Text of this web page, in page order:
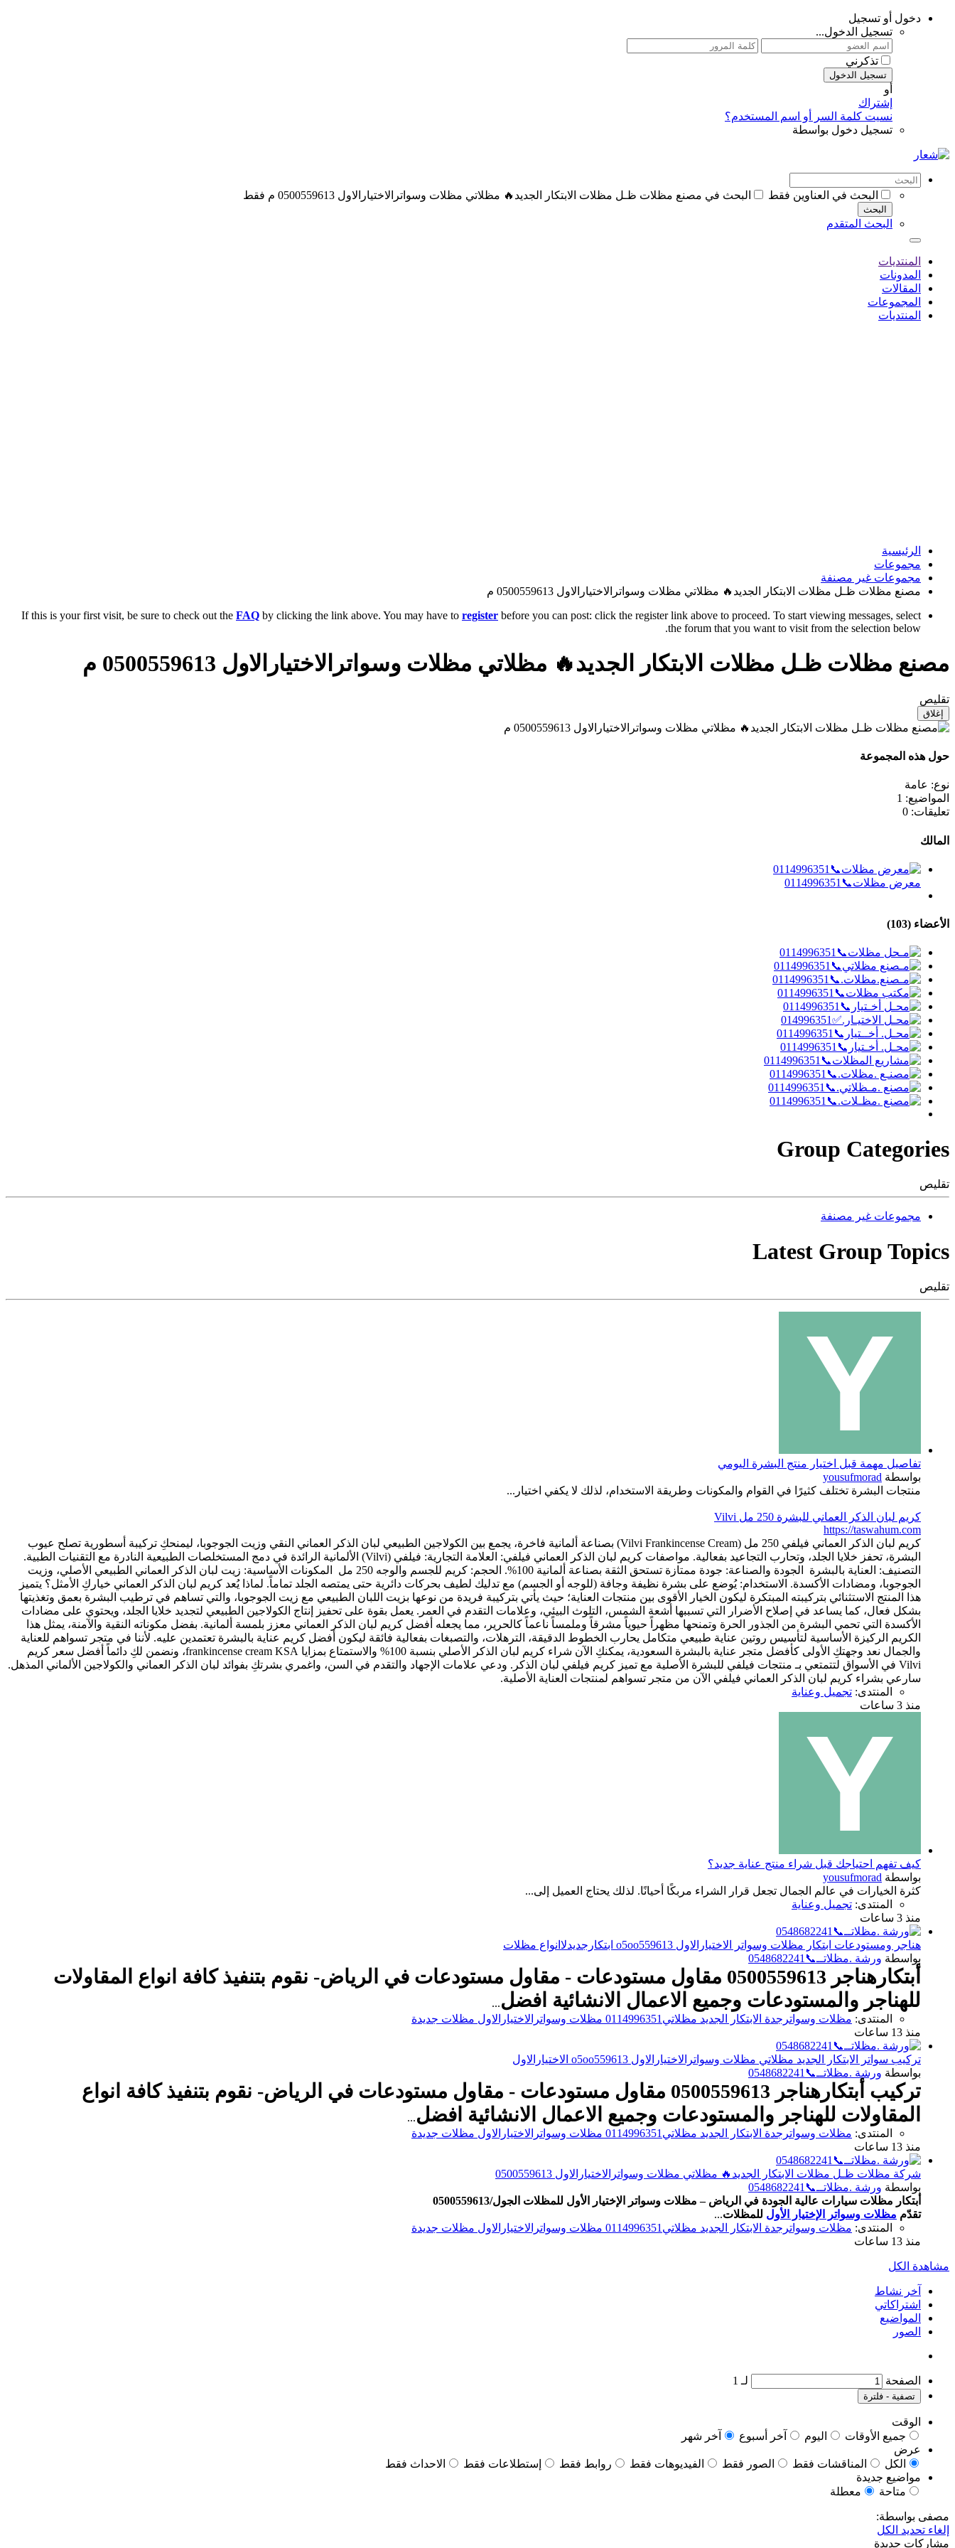
دخول أو تسجيل
تسجيل الدخول...
تذكرني
تسجيل الدخول
أو
إشتراك
نسيت كلمة السر أو اسم المستخدم؟
تسجيل دخول بواسطة
البحث في العناوين فقط البحث في مصنع مظلات ظـل مظلات الابتكار الجديد🔥 مظلاتي مظلات وسواترالاختيارالاول 0500559613 م فقط
البحث
البحث المتقدم
المنتديات
المدونات
المقالات
المجموعات
المنتديات
الرئيسية
مجموعات
مجموعات غير مصنفة
مصنع مظلات ظـل مظلات الابتكار الجديد🔥 مظلاتي مظلات وسواترالاختيارالاول 0500559613 م
If this is your first visit, be sure to check out the FAQ by clicking the link above. You may have to register before you can post: click the register link above to proceed. To start viewing messages, select
the forum that you want to visit from the selection below.
مصنع مظلات ظـل مظلات الابتكار الجديد🔥 مظلاتي مظلات وسواترالاختيارالاول 0500559613 م
تقليص
إغلاق
حول هذه المجموعة
نوع: عامة
المواضيع: 1
تعليقات: 0
المالك
معرض مظلات📞0114996351
الأعضاء (103)
Group Categories
تقليص
مجموعات غير مصنفة
Latest Group Topics
تقليص
تفاصيل مهمة قبل اختيار منتج البشرة اليومي
بواسطة yousufmorad
منتجات البشرة تختلف كثيرًا في القوام والمكونات وطريقة الاستخدام، لذلك لا يكفي اختيار...
كريم لبان الذكر العماني للبشرة 250 مل Vilvi
https://taswahum.com
كريم لبان الذكر العماني فيلفي 250 مل (Vilvi Frankincense Cream) بصناعة ألمانية فاخرة، يجمع بين الكولاجين الطبيعي لبان الذكر العماني النقي وزيت الجوجوبا، ليمنحكِ تركيبة أسطورية تصلح عيوب
البشرة، تحفز خلايا الجلد، وتحارب التجاعيد بفعالية. مواصفات كريم لبان الذكر العماني فيلفي: العلامة التجارية: فيلفي (Vilvi) الألمانية الرائدة في دمج المستخلصات الطبيعية النادرة مع التقنيات الطبية.
التصنيف: العناية بالبشرة الجودة والصناعة: جودة ممتازة تستحق الثقة بصناعة ألمانية 100%. الحجم: كريم للجسم والوجه 250 مل المكونات الأساسية: زيت لبان الذكر العماني الطبيعي الأصلي، وزيت
الجوجوبا، ومضادات الأكسدة. الاستخدام: يُوضع على بشرة نظيفة وجافة (للوجه أو الجسم) مع تدليك لطيف بحركات دائرية حتى يمتصه الجلد تماماً. لماذا يُعد كريم لبان الذكر العماني خياركِ الأمثل؟ يتميز
هذا المنتج الاستثنائي بتركيبته المبتكرة ليكون الخيار الأقوى بين منتجات العناية؛ حيث يأتي بتركيبة فريدة من نوعها بزيت اللبان الطبيعي مع زيت الجوجوبا، والتي تساهم في ترطيب البشرة بعمق وتغذيتها
بشكل فعال، كما يساعد في إصلاح الأضرار التي تسببها أشعة الشمس، التلوث البيئي، وعلامات التقدم في العمر. يعمل بقوة على تحفيز إنتاج الكولاجين الطبيعي لتجديد خلايا الجلد، ويحتوي على مضادات
الأكسدة التي تحمي البشرة من الجذور الحرة وتمنحها مظهراً حيوياً مشرقاً وملمساً ناعماً كالحرير، مما يجعله أفضل كريم لبان الذكر العماني معزز بلمسة ألمانية. بفضل مكوناته النقية والآمنة، يمثل هذا
الكريم الركيزة الأساسية لتأسيس روتين عناية طبيعي متكامل يحارب الخطوط الدقيقة، الترهلات، والتصبغات بفعالية فائقة ليكون أفضل كريم عناية بالبشرة تعتمدين عليه. لأننا في متجر تسواهم للعناية
والجمال نعد وجهتكِ الأولى كأفضل متجر عناية بالبشرة السعودية، يمكنكِ الآن شراء كريم لبان الذكر الأصلي بنسبة 100% والاستمتاع بمزايا frankincense cream KSA، ونضمن لكِ دائماً أفضل سعر كريم
Vilvi في الأسواق لتتمتعي بـ منتجات فيلفي للبشرة الأصلية مع تميز كريم فيلفي لبان الذكر. ودعي علامات الإجهاد والتقدم في السن، واغمري بشرتكِ بفوائد لبان الذكر العماني والكولاجين الألماني المذهل.
سارعي بشراء كريم لبان الذكر العماني فيلفي الآن من متجر تسواهم لمنتجات العناية الأصلية.
المنتدى: تجميل وعناية
منذ 3 ساعات
كيف تفهم احتياجك قبل شراء منتج عناية جديد؟
بواسطة yousufmorad
كثرة الخيارات في عالم الجمال تجعل قرار الشراء مربكًا أحيانًا. لذلك يحتاج العميل إلى...
المنتدى: تجميل وعناية
منذ 3 ساعات
هناجر ومستودعات ابتكار مظلات وسواتر الاختيارالاول o5oo559613 ابتكارجديدلاانواع مظلات
بواسطة ورشة .مظلاتــ📞0548682241
أبتكارهناجر 0500559613 مقاول مستودعات - مقاول مستودعات في الرياض- نقوم بتنفيذ كافة انواع المقاولات
للهناجر والمستودعات وجميع الاعمال الانشائية افضل...
المنتدى: مظلات وسواترجدة الابتكار الجديد مظلاتي0114996351 مظلات وسواترالاختيارالاول مظلات جديدة
منذ 13 ساعات
تركيب سواتر الابتكار الجديد مظلاتي مظلات وسواترالاختيارالاول o5oo559613 الاختيارالاول
بواسطة ورشة .مظلاتــ📞0548682241
تركيب أبتكارهناجر 0500559613 مقاول مستودعات - مقاول مستودعات في الرياض- نقوم بتنفيذ كافة انواع
المقاولات للهناجر والمستودعات وجميع الاعمال الانشائية افضل...
المنتدى: مظلات وسواترجدة الابتكار الجديد مظلاتي0114996351 مظلات وسواترالاختيارالاول مظلات جديدة
منذ 13 ساعات
شركة مظلات ظـل مظلات الابتكار الجديد🔥 مظلاتي مظلات وسواترالاختيارالاول 0500559613
بواسطة ورشة .مظلاتــ📞0548682241
أبتكار مظلات سيارات عالية الجودة في الرياض – مظلات وسواتر الإختيار الأول للمظلات الجول/0500559613
تقدّم مظلات وسواتر الإختيار الأول للمظلات...
المنتدى: مظلات وسواترجدة الابتكار الجديد مظلاتي0114996351 مظلات وسواترالاختيارالاول مظلات جديدة
منذ 13 ساعات
مشاهدة الكل
آخر نشاط
اشتراكاتي
المواضيع
الصور
الصفحة لـ 1
تصفية - فلترة
الوقت
جميع الأوقات
اليوم آخر أسبوع
آخر شهر
عرض
الكل
المناقشات فقط الصور فقط الفيديوهات فقط روابط فقط إستطلاعات فقط
الاحداث فقط
مواضيع جديدة
متاحة
معطلة
مصفى بواسطة:
إلغاء تحديد الكل
مشاركات جديدة